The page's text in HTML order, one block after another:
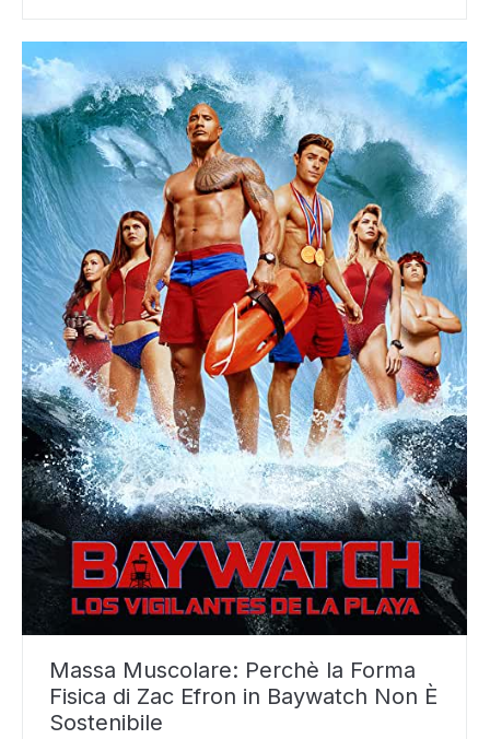
Massa Muscolare: Perchè la Forma
Fisica di Zac Efron in Baywatch Non È
Sostenibile